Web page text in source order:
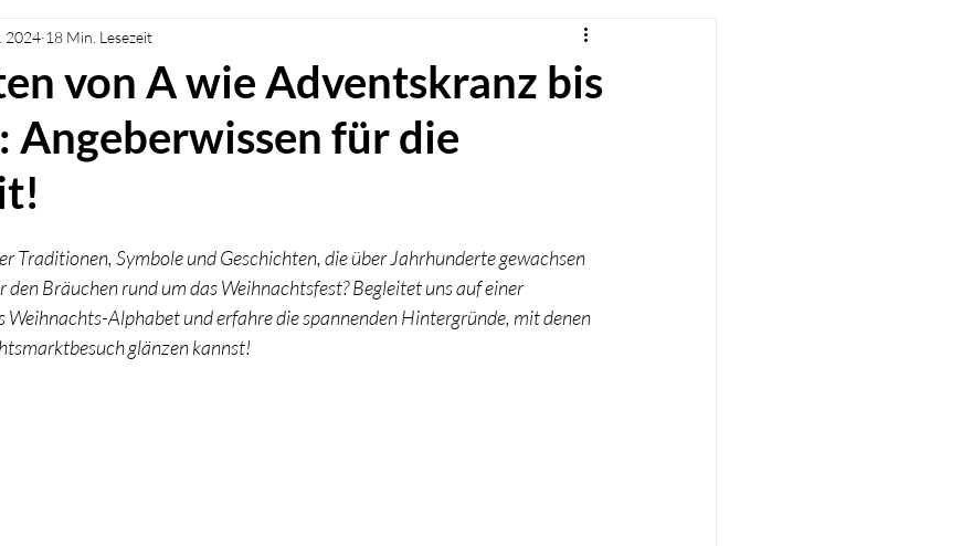
Weihnachten Babyparty
Hochzeit Sankt Martin Adventskalender
von A wie Adventskranz bis
Angeberwissen für die
2024 18 Min. Lesezeit
Traditionen, Symbole und Geschichten, die über Jahrhunderte gewachsen
Bräuchen rund um das Weihnachtsfest? Begleitet uns auf einer
Weihnachts-Alphabet und erfahre die spannenden Hintergründe, mit denen
glänzen kannst!